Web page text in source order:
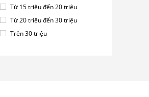
Từ 15 triệu đến 20 triệu
Từ 20 triệu đến 30 triệu
Trên 30 triệu